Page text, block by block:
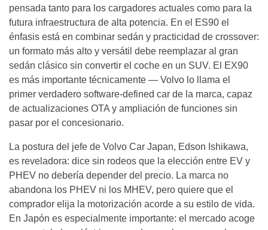
pensada tanto para los cargadores actuales como para la
futura infraestructura de alta potencia. En el ES90 el
énfasis está en combinar sedán y practicidad de crossover:
un formato más alto y versátil debe reemplazar al gran
sedán clásico sin convertir el coche en un SUV. El EX90
es más importante técnicamente — Volvo lo llama el
primer verdadero software-defined car de la marca, capaz
de actualizaciones OTA y ampliación de funciones sin
pasar por el concesionario.
La postura del jefe de Volvo Car Japan, Edson Ishikawa,
es reveladora: dice sin rodeos que la elección entre EV y
PHEV no debería depender del precio. La marca no
abandona los PHEV ni los MHEV, pero quiere que el
comprador elija la motorización acorde a su estilo de vida.
En Japón es especialmente importante: el mercado acoge